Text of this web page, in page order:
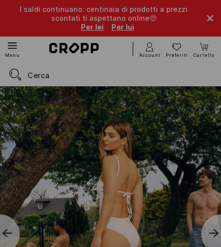
I saldi continuano: centinaia di prodotti a prezzi
scontati ti aspettano online🤑
Per lei
Per lui
Menu Account Preferiti Carrello